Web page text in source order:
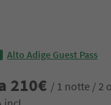
Alto Adige Guest Pass
210€ / 1 notte / 2